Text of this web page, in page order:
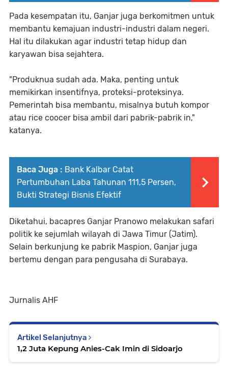
Pada kesempatan itu, Ganjar juga berkomitmen untuk
membantu kemajuan industri-industri dalam negeri.
Hal itu dilakukan agar industri tetap hidup dan
karyawan bisa sejahtera.
"Produknua sudah ada. Maka, penting untuk
memikirkan insentifnya, proteksi-proteksinya.
Pemerintah bisa membantu, misalnya butuh kompor
atau rice coocer bisa ambil dari pabrik-pabrik in,"
katanya.
Baca Juga : Bank Kalbar Catat
Pertumbuhan Laba Tahunan 111,5 Persen,
Bukti Strategi Bisnis Efektif
Diketahui, bacapres Ganjar Pranowo melakukan safari
politik ke sejumlah wilayah di Jawa Timur (Jatim).
Selain berkunjung ke pabrik Maspion, Ganjar juga
bertemu dengan para pengusaha di Surabaya.
Jurnalis AHF
Artikel Selanjutnya
1,2 Juta Kepung Anies-Cak Imin di Sidoarjo